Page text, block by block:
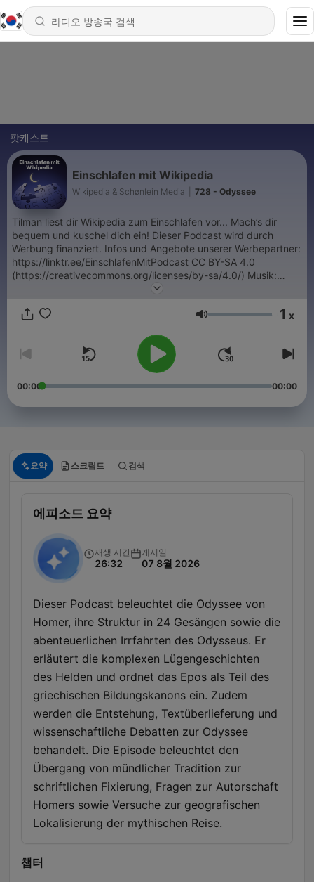
팟캐스트
Einschlafen mit Wikipedia
Wikipedia & Schønlein Media 728 - Odyssee
Tilman liest dir Wikipedia zum Einschlafen vor... Mach’s dir
bequem und kuschel dich ein! Dieser Podcast wird durch
Werbung finanziert. Infos und Angebote unserer Werbepartner:
https://linktr.ee/EinschlafenMitPodcast CC BY-SA 4.0
(https://creativecommons.org/licenses/by-sa/4.0/) Musik:
LAKEY INSPIRED - Better Days
3.0 (https://creativecommons.org/licenses/by-sa/3.0/)
음량 1 x
00:00 00:00
요약 스크립트 검색
에피소드 요약
재생 시간
26:32
게시일
07 8월 2026
Dieser Podcast beleuchtet die Odyssee von
Homer, ihre Struktur in 24 Gesängen sowie die
abenteuerlichen Irrfahrten des Odysseus. Er
erläutert die komplexen Lügengeschichten
des Helden und ordnet das Epos als Teil des
griechischen Bildungskanons ein. Zudem
werden die Entstehung, Textüberlieferung und
wissenschaftliche Debatten zur Odyssee
behandelt. Die Episode beleuchtet den
Übergang von mündlicher Tradition zur
schriftlichen Fixierung, Fragen zur Autorschaft
Homers sowie Versuche zur geografischen
Lokalisierung der mythischen Reise.
챕터